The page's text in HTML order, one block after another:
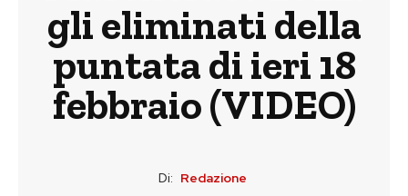
gli eliminati della
puntata di ieri 18
febbraio (VIDEO)
Di: Redazione